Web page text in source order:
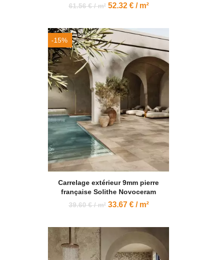
61.56 € / m² 52.32 € / m²
Carrelage extérieur 9mm pierre
française Solithe Novoceram
39.60 € / m² 33.67 € / m²
-15%